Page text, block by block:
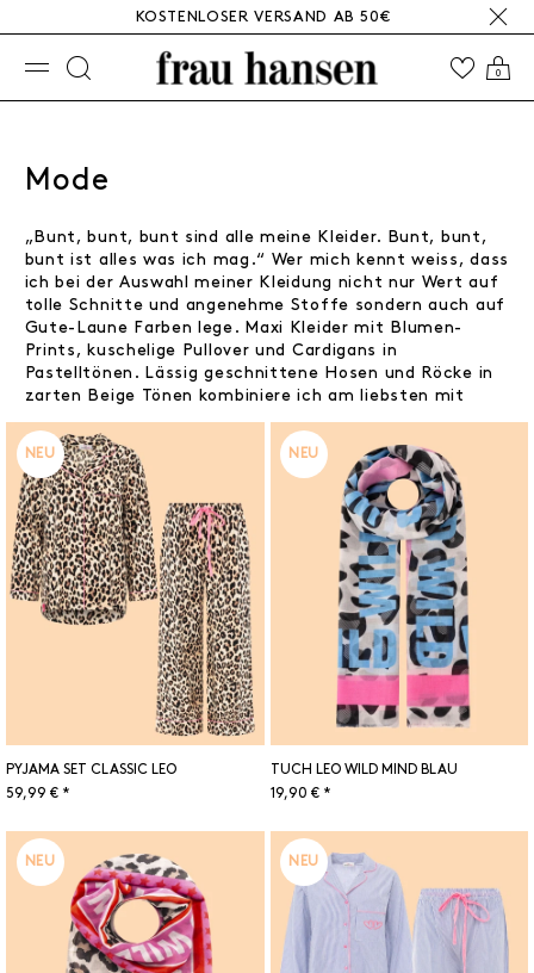
KOSTENLOSER VERSAND AB 50€
0
☰
Mode
„Bunt, bunt, bunt sind alle meine Kleider. Bunt, bunt,
bunt ist alles was ich mag.“ Wer mich kennt weiss, dass
ich bei der Auswahl meiner Kleidung nicht nur Wert auf
tolle Schnitte und angenehme Stoffe sondern auch auf
Gute-Laune Farben lege. Maxi Kleider mit Blumen-
Prints, kuschelige Pullover und Cardigans in
Pastelltönen. Lässig geschnittene Hosen und Röcke in
zarten Beige Tönen kombiniere ich am liebsten mit
Für mehr Inspiration, wie du all meine Fashion Styles
miteinander kombinieren kannst folge mir einfach auf
Instagram @frauhansenshop.
NEU
PYJAMA SET CLASSIC LEO
59,99 € *
NEU
TUCH LEO WILD MIND BLAU
19,90 € *
NEU NEU